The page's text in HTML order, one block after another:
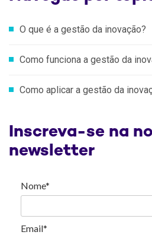
O que é a gestão da inovação?
Como funciona a gestão da
Como aplicar a gestão da
Inscreva-se na
newsletter
Nome*
Email*